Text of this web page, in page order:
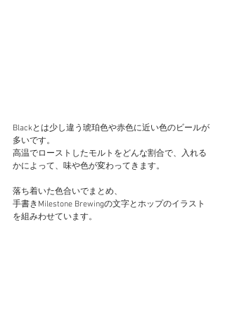
Blackとは少し違う琥珀色や赤色に近い色のビールが
多いです。
高温でローストしたモルトをどんな割合で、入れる
かによって、味や色が変わってきます。
落ち着いた色合いでまとめ、
手書きMilestone Brewingの文字とホップのイラスト
を組みわせています。